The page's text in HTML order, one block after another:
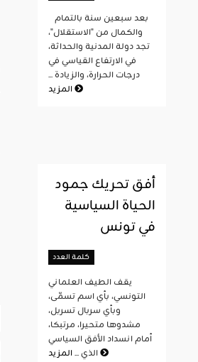
والكمال من "الاستقلال"،
تجد دولة المدنية والحداثة،
في الارتفاع القياسي في
درجات الحرارة، والزيادة ...
المزيد
أفق تحريك جمود
الحياة السياسية
في تونس
كلمة العدد
يقف الطيف العلماني
التونسي، بأي اسم تسمّى،
وبأي سربال تسربل،
مشدوها متحيرا، مرتبكا،
أمام انسداد الأفق السياسي
الذي ...المزيد